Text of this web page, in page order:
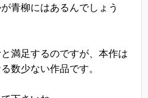
青柳にはあるんでしょう
満足するのですが、本作は
数少ない作品です。